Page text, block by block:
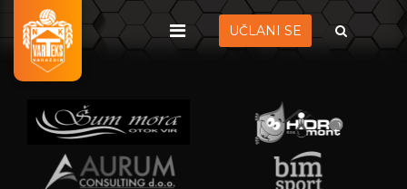
UČLANI SE